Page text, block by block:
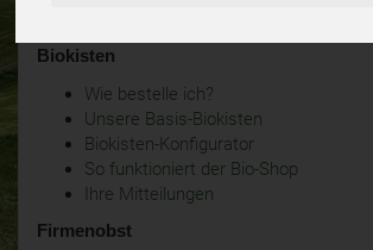
Biokisten
Wie bestelle ich?
Unsere Basis-Biokisten
Biokisten-Konfigurator
So funktioniert der Bio-Shop
Ihre Mitteilungen
Firmenobst